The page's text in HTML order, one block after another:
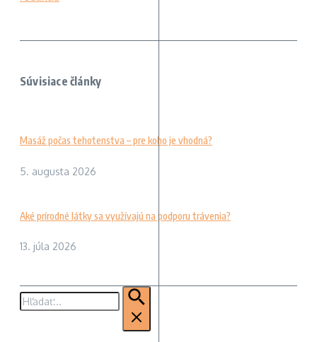
Súvisiace články
Masáž počas tehotenstva – pre koho je vhodná?
5. augusta 2026
Aké prírodné látky sa využívajú na podporu trávenia?
13. júla 2026
Hľadať: